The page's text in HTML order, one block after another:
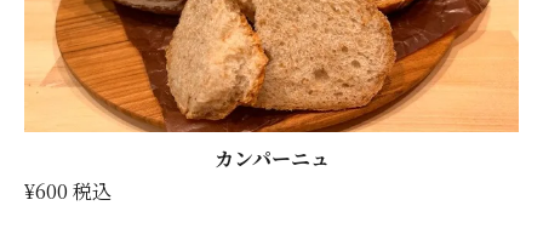
カンパーニュ
¥600 税込